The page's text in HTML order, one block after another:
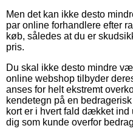
Men det kan ikke desto
par online forhandlere efter
køb, således at du er
pris.
Du skal ikke desto mindre
online webshop tilbyder
anses for helt ekstremt
kendetegn på en
kort er i hvert fald dækket
dig som kunde overfor